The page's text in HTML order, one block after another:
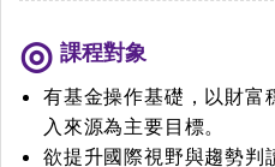
課程對象
有基金操作基礎，以財富
入來源為主要目標。
欲提升國際視野與趨勢判